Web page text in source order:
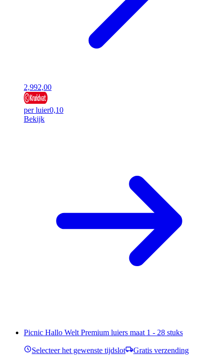
2,992,00
per luier0,10
Bekijk
Picnic Hallo Welt Premium luiers maat 1 - 28 stuks
Selecteer het gewenste tijdslot Gratis verzending